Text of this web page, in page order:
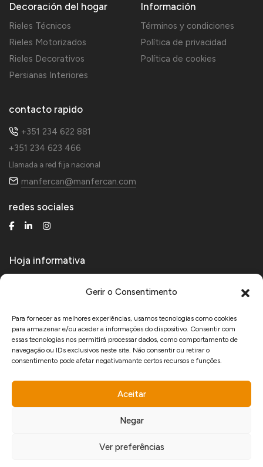
Gerir o Consentimento
Para fornecer as melhores experiências, usamos tecnologias como cookies
para armazenar e/ou aceder a informações do dispositivo. Consentir com
essas tecnologias nos permitirá processar dados, como comportamento de
navegação ou IDs exclusivos neste site. Não consentir ou retirar o
consentimento pode afetar negativamante certos recursos e funções.
Aceitar
Negar
Ver preferências
Decoración del hogar
Rieles Técnicos
Rieles Motorizados
Rieles Decorativos
Persianas Interiores
Información
Términos y condiciones
Política de privacidad
Política de cookies
contacto rapido
+351 234 622 881
+351 234 623 466
Llamada a red fija nacional
manfercan@manfercan.com
redes sociales
Hoja informativa
Acepto recibir comunicaciones comerciales de Manfercan y declaro que he
leído y acepto las política de privacidad.
www.recuperarportugal.gov.pt
developed by